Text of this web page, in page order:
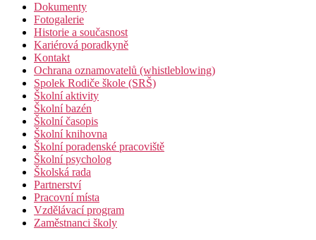
Dokumenty
Fotogalerie
Historie a současnost
Kariérová poradkyně
Kontakt
Ochrana oznamovatelů (whistleblowing)
Spolek Rodiče škole (SRŠ)
Školní aktivity
Školní bazén
Školní časopis
Školní knihovna
Školní poradenské pracoviště
Školní psycholog
Školská rada
Partnerství
Pracovní místa
Vzdělávací program
Zaměstnanci školy